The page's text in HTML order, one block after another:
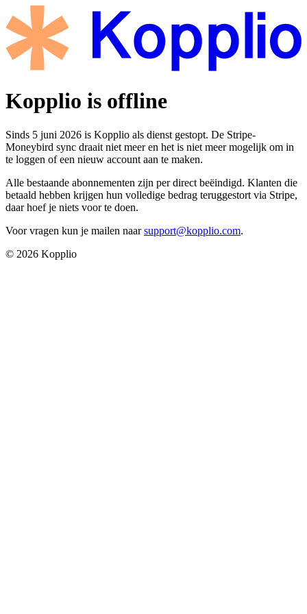
Kopplio is offline
Sinds 5 juni 2026 is Kopplio als dienst gestopt. De Stripe-
Moneybird sync draait niet meer en het is niet meer mogelijk om in
te loggen of een nieuw account aan te maken.
Alle bestaande abonnementen zijn per direct beëindigd. Klanten die
betaald hebben krijgen hun volledige bedrag teruggestort via Stripe,
daar hoef je niets voor te doen.
Voor vragen kun je mailen naarsupport@kopplio.com.
© 2026 Kopplio